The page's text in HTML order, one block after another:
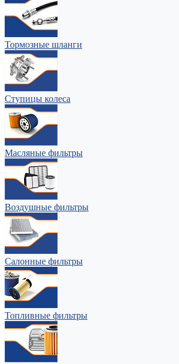
Тормозные шланги
Ступицы колеса
Масляные фильтры
Воздушные фильтры
Салонные фильтры
Топливные фильтры